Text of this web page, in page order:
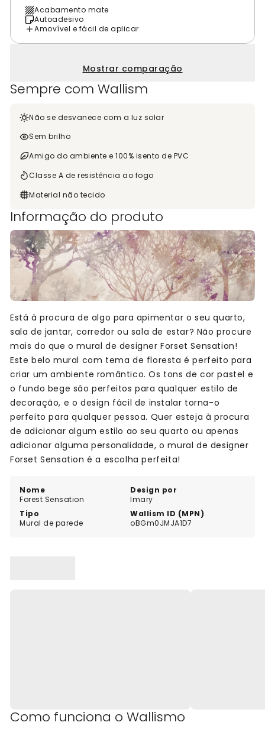
Acabamento mate
Autoadesivo
Amovível e fácil de aplicar
Mostrar comparação
Sempre com Wallism
Não se desvanece com a luz solar
Sem brilho
Amigo do ambiente e 100% isento de PVC
Classe A de resistência ao fogo
Material não tecido
Informação do produto
Nome
Forest Sensation
Design por
Imary
Tipo
Mural de parede
Wallism ID (MPN)
oBGm0JMJA1D7
Está à procura de algo para apimentar o seu quarto,
sala de jantar, corredor ou sala de estar? Não procure
mais do que o mural de designer Forset Sensation!
Este belo mural com tema de floresta é perfeito para
criar um ambiente romântico. Os tons de cor pastel e
o fundo bege são perfeitos para qualquer estilo de
decoração, e o design fácil de instalar torna-o
perfeito para qualquer pessoa. Quer esteja à procura
de adicionar algum estilo ao seu quarto ou apenas
adicionar alguma personalidade, o mural de designer
Forset Sensation é a escolha perfeita!
Como funciona o Wallismo